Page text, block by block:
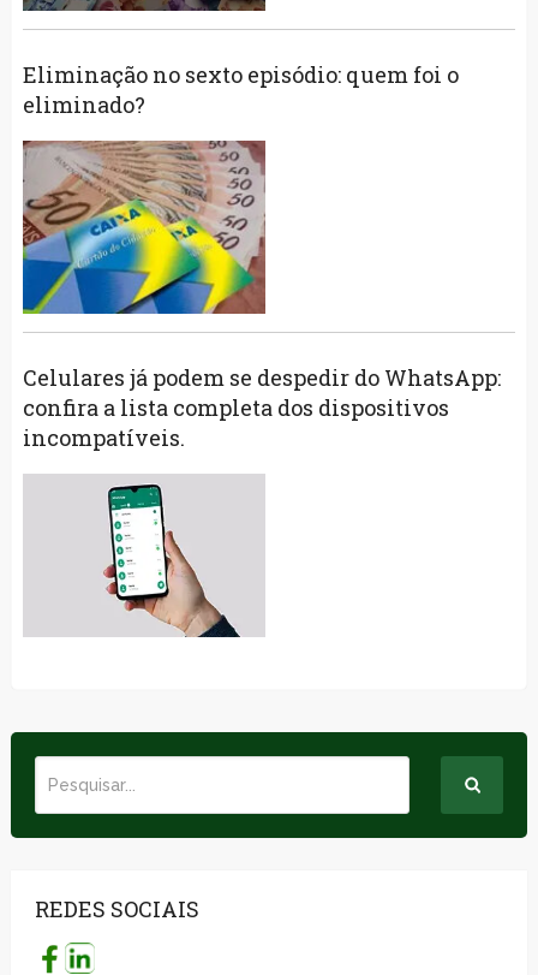
Eliminação no sexto episódio: quem foi o
eliminado?
Celulares já podem se despedir do WhatsApp:
confira a lista completa dos dispositivos
incompatíveis.
REDES SOCIAIS